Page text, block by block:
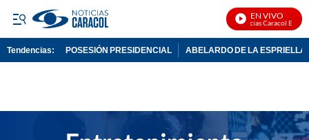
EN VIVO
Noticias Caracol En Vivo
Tendencias: POSESIÓN PRESIDENCIAL ABELARDO DE LA ESPRIELLA